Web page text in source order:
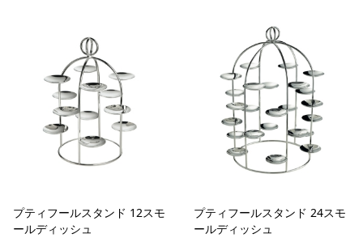
プティフールスタンド 12スモ
ールディッシュ
プティフールスタンド 24スモ
ールディッシュ